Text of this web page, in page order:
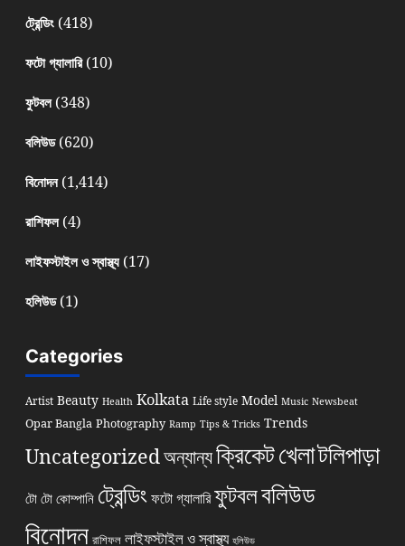
ট্রেন্ডিং(418)
ফটো গ্যালারি(10)
ফুটবল(348)
বলিউড(620)
বিনোদন(1,414)
রাশিফল(4)
লাইফস্টাইল ও স্বাস্থ্য(17)
হলিউড(1)
Categories
Artist Beauty Health Kolkata Life style Model Music Newsbeat
Opar Bangla Photography Ramp Tips & Tricks Trends
Uncategorizedঅন্যান্যক্রিকেটখেলাটলিপাড়া
টো টো কোম্পানি ট্রেন্ডিং ফটো গ্যালারি ফুটবলবলিউড
বিনোদন রাশিফল লাইফস্টাইল ও স্বাস্থ্য হলিউড